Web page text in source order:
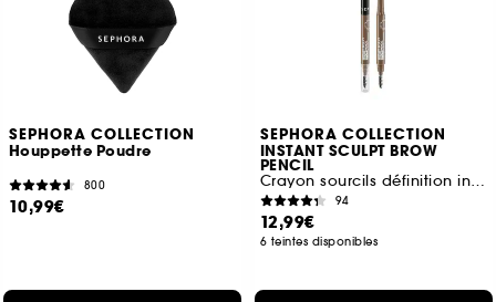
SEPHORA COLLECTION
Houppette Poudre
800
10,99€
SEPHORA COLLECTION
INSTANT SCULPT BROW
PENCIL
Crayon sourcils définition instantanée
94
12,99€
6 teintes disponibles